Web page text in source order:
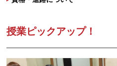
授業ピックアップ！